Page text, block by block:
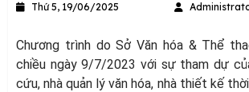
Thứ 5, 19/06/2025
Chương trình do Sở Văn hóa & Thể
chiều ngày 9/7/2023 với sự tham dự
cứu, nhà quản lý văn hóa, nhà thiết kế